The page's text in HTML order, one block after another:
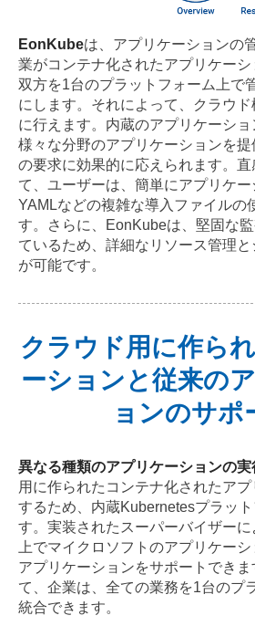
EonKubeは、アプリケーションの
業がコンテナ化されたアプリケー
双方を1台のプラットフォーム上で
にします。それによって、クラウ
に行えます。内蔵のアプリケーショ
様々な分野のアプリケーションを
の要求に効果的に応えられます。直
て、ユーザーは、簡単にアプリケー
YAMLなどの複雑な導入ファイルの
す。さらに、EonKubeは、堅固な
ているため、詳細なリソース管理
が可能です。
クラウド用に作ら
ーションと従来の
ョンのサポ
異なる種類のアプリケーションの実
用に作られたコンテナ化されたア
するため、内蔵Kubernetesプラッ
す。実装されたスーパーバイザー
上でマイクロソフトのアプリケー
アプリケーションをサポートでき
て、企業は、全ての業務を1台のプ
統合できます。